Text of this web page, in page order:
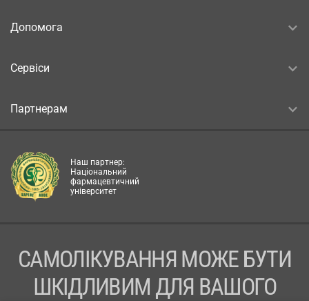
Допомога
Сервіси
Партнерам
Наш партнер:
Національний
фармацевтичний
університет
САМОЛІКУВАННЯ МОЖЕ БУТИ
ШКІДЛИВИМ ДЛЯ ВАШОГО